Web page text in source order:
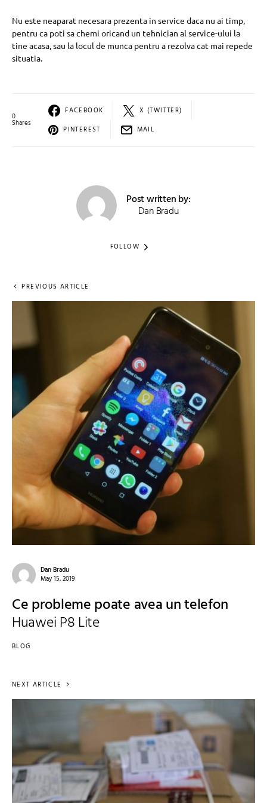
Nu este neaparat necesara prezenta in service daca nu ai timp,
pentru ca poti sa chemi oricand un tehnician al service-ului la
tine acasa, sau la locul de munca pentru a rezolva cat mai repede
situatia.
0
Shares
FACEBOOK
X (TWITTER)
PINTEREST
MAIL
Post written by:
Dan Bradu
FOLLOW
PREVIOUS ARTICLE
Dan Bradu
May 15, 2019
Ce probleme poate avea un telefon
Huawei P8 Lite
BLOG
NEXT ARTICLE